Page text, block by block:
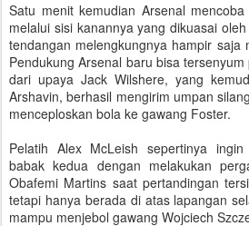
Satu menit kemudian Arsenal
melalui sisi kanannya yang dikuasai
tendangan melengkungnya hampir saja
Pendukung Arsenal baru bisa
dari upaya Jack Wilshere, yang
Arshavin, berhasil mengirim umpan
menceploskan bola ke gawang Foster.
Pelatih Alex McLeish sepertinya
babak kedua dengan melakukan
Obafemi Martins saat pertandingan
tetapi hanya berada di atas lapangan
mampu menjebol gawang Wojciech